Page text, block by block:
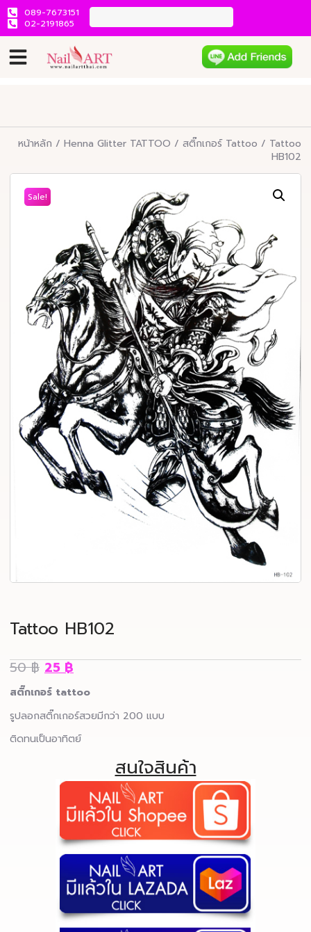
089-7673151
02-2191865
หน้าหลัก / Henna Glitter TATTOO / สติ๊กเกอร์ Tattoo / Tattoo
HB102
Sale!
Tattoo HB102
50฿ 25฿
สติ๊กเกอร์ tattoo
รูปลอกสติ๊กเกอร์สวยมีกว่า 200 แบบ
ติดทนเป็นอาทิตย์
สนใจสินค้า